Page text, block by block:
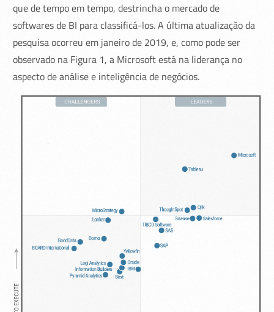
que de tempo em tempo, destrincha o mercado de
softwares de BI para classificá-los. A última atualização da
pesquisa ocorreu em janeiro de 2019, e, como pode ser
observado na Figura 1, a Microsoft está na liderança no
aspecto de análise e inteligência de negócios.